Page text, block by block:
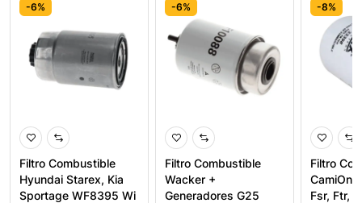
-6%
Filtro Combustible
Hyundai Starex, Kia
Sportage WF8395 Wi
-6%
Filtro Combustible
Wacker +
Generadores G25
-8%
Filtro
Fsr, Ftr,